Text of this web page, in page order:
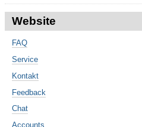
Website
FAQ
Service
Kontakt
Feedback
Chat
Accounts